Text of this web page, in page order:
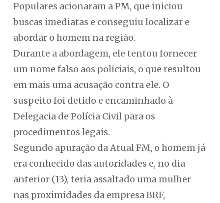
Populares acionaram a PM, que iniciou
buscas imediatas e conseguiu localizar e
abordar o homem na região.
Durante a abordagem, ele tentou fornecer
um nome falso aos policiais, o que resultou
em mais uma acusação contra ele. O
suspeito foi detido e encaminhado à
Delegacia de Polícia Civil para os
procedimentos legais.
Segundo apuração da Atual FM, o homem já
era conhecido das autoridades e, no dia
anterior (13), teria assaltado uma mulher
nas proximidades da empresa BRF,